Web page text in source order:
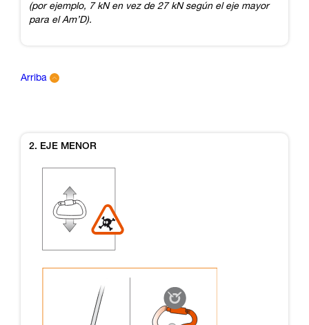
(por ejemplo, 7 kN en vez de 27 kN según el eje mayor
para el Am’D).
Arriba
2. EJE MENOR